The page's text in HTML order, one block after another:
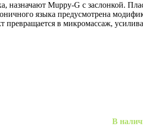
Muppy-G c заслонкой.
языка предусмотрена
превращается в микромассаж,
В